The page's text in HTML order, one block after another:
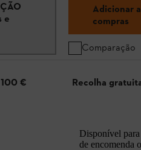
e
Adicionar
compras
Comparação
€ Recolha
Disponível
de encomenda